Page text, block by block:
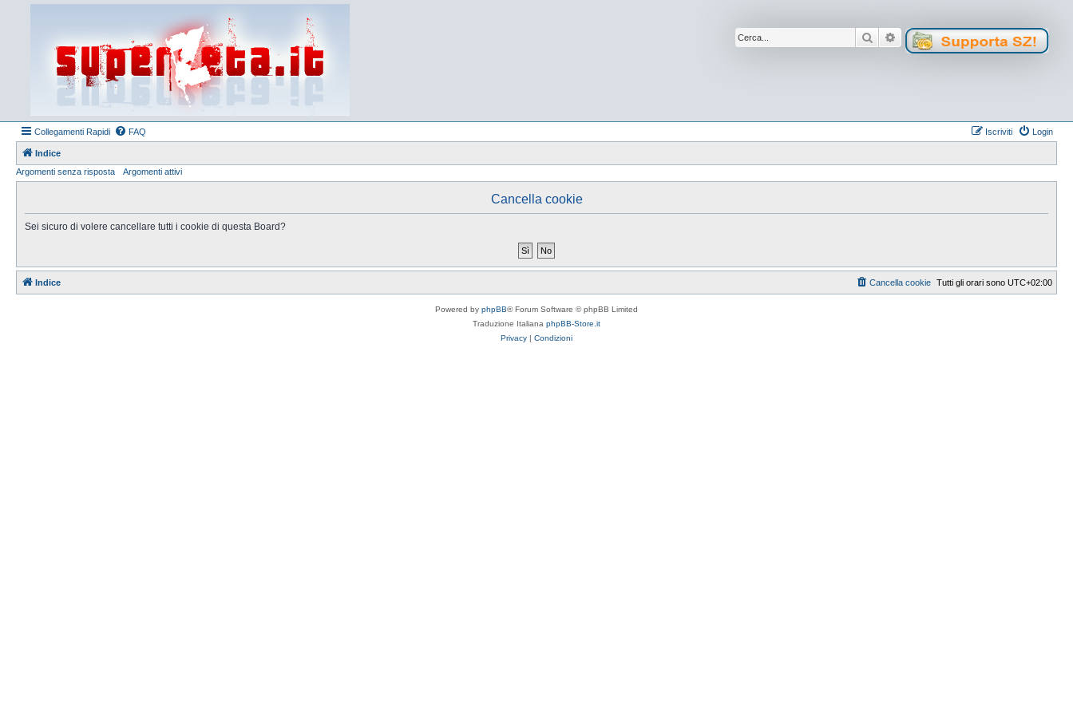
Cerca Ricerca avanzata
Collegamenti Rapidi FAQ Login
Iscriviti
Indice
Argomenti senza risposta
Argomenti attivi
Cancella cookie
Sei sicuro di volere cancellare tutti i cookie di questa Board?
Indice Tutti gli orari sono UTC+02:00
Cancella cookie
Powered by phpBB® Forum Software © phpBB Limited
Traduzione Italiana phpBB-Store.it
Privacy | Condizioni